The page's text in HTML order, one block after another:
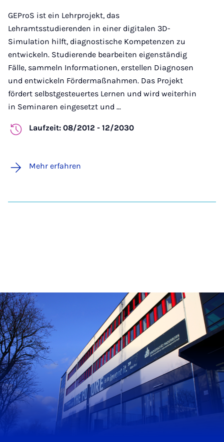
GEProS ist ein Lehrprojekt, das
Lehramtsstudierenden in einer digitalen 3D-
Simulation hilft, diagnostische Kompetenzen zu
entwickeln. Studierende bearbeiten eigenständig
Fälle, sammeln Informationen, erstellen Diagnosen
und entwickeln Fördermaßnahmen. Das Projekt
fördert selbstgesteuertes Lernen und wird weiterhin
in Seminaren eingesetzt und ...
Laufzeit: 08/2012 - 12/2030
Mehr erfahren